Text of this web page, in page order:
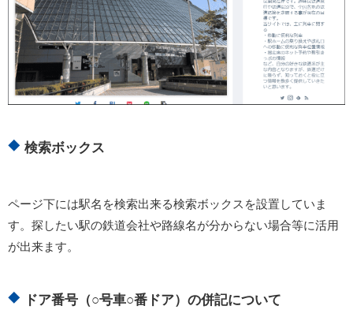
検索ボックス
ページ下には駅名を検索出来る検索ボックスを設置していま
す。探したい駅の鉄道会社や路線名が分からない場合等に活用
が出来ます。
ドア番号（○号車○番ドア）の併記について